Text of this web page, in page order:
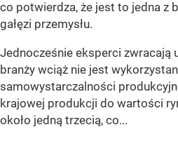
co potwierdza, że jest to jedna z
gałęzi przemysłu.
Jednocześnie eksperci zwracają
branży wciąż nie jest
samowystarczalności
krajowej produkcji do wartości
około jedną trzecią, co...